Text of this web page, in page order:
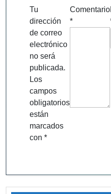
Tu
dirección
de correo
electrónico
no será
publicada.
Los
campos
obligatorios
están
marcados
con *
Comentario
*